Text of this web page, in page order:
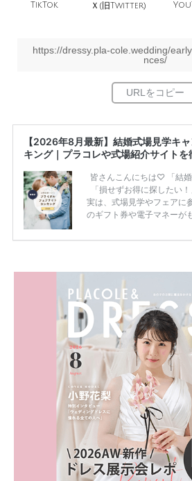
TikTok Ｘ(旧Twitter)
https://dressy.pla-cole.wedding/
nces/
【2026年8月最新】結婚式場見学キ
キング｜プラコレや式場紹介サイトを
皆さんこんにちは♡ 「結婚
「損せずお得に探したい
実は、式場見学やフェアに
のギフト券や電子マネーが
ため、比較せずに選ぶと
内容：特典金額・条件・応
一番お得？」「プラコレの
解決します。 まずは診断
ング診断」か、体